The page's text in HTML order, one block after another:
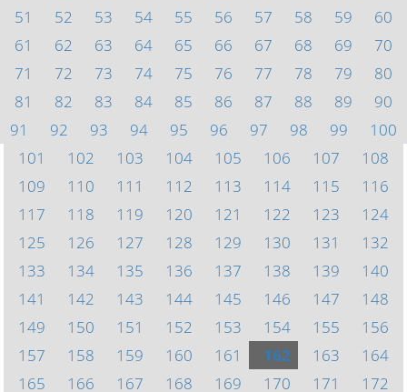
51
52 53 54 55 56 57 58 59
60
61
62 63 64 65 66 67 68 69
70
71
72 73 74 75 76 77 78 79
80
81
82 83 84 85 86 87 88 89
90
91
92 93 94 95 96 97 98 99
100
101
102 103 104 105 106 107
108
109
110 111 112 113 114 115
116
117
118 119 120 121 122 123
124
125
126 127 128 129 130 131
132
133
134 135 136 137 138 139
140
141
142 143 144 145 146 147
148
149
150 151 152 153 154 155
156
157
158 159 160 161 162 163
164
165
166 167 168 169 170 171
172